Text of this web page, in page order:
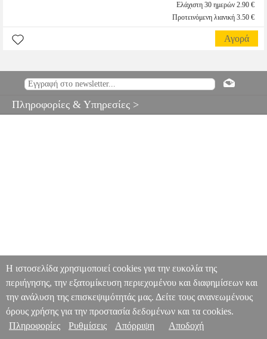
Ελάχιστη 30 ημερών 2.90 €
Προτεινόμενη λιανική 3.50 €
Αγορά
Πληροφορίες & Υπηρεσίες >
Η ιστοσελίδα χρησιμοποιεί cookies για την ευκολία της
περιήγησης, την εξατομίκευση περιεχομένου και διαφημίσεων και
την ανάλυση της επισκεψιμότητάς μας. Δείτε τους ανανεωμένους
όρους χρήσης για την προστασία δεδομένων και τα cookies.
Πληροφορίες
Ρυθμίσεις Απόρριψη Αποδοχή